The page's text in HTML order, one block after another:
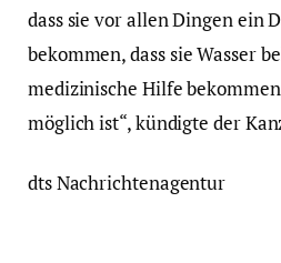
dass sie vor allen Dingen ein
bekommen, dass sie Wasser
medizinische Hilfe
möglich ist“, kündigte der
dts Nachrichtenagentur